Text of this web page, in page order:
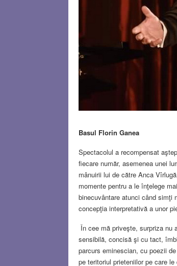
Basul Florin Ganea
Spectacolul a recompensat
fiecare număr, asemenea unei
mânuirii lui de către Anca
momente pentru a le înţelege
binecuvântare atunci când simţi
concepţia interpretativă a unor
În cee mă priveşte, surpriza nu
sensibilă, concisă şi cu tact,
parcurs eminescian, cu poezii
pe teritoriul prieteniilor pe care